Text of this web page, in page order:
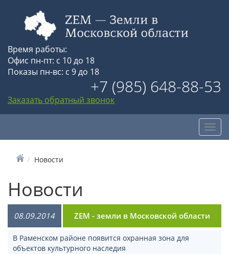
Время работы:
Офис пн-пт: с 10 до 18
Показы пн-вс: с 9 до 18
+7 (985) 648-88-53
Заказать обратный звонок
Новости
Новости
08.09.2014 ZEM - земли в Московской области
В Раменском районе появится охранная зона для
объектов культурного наследия